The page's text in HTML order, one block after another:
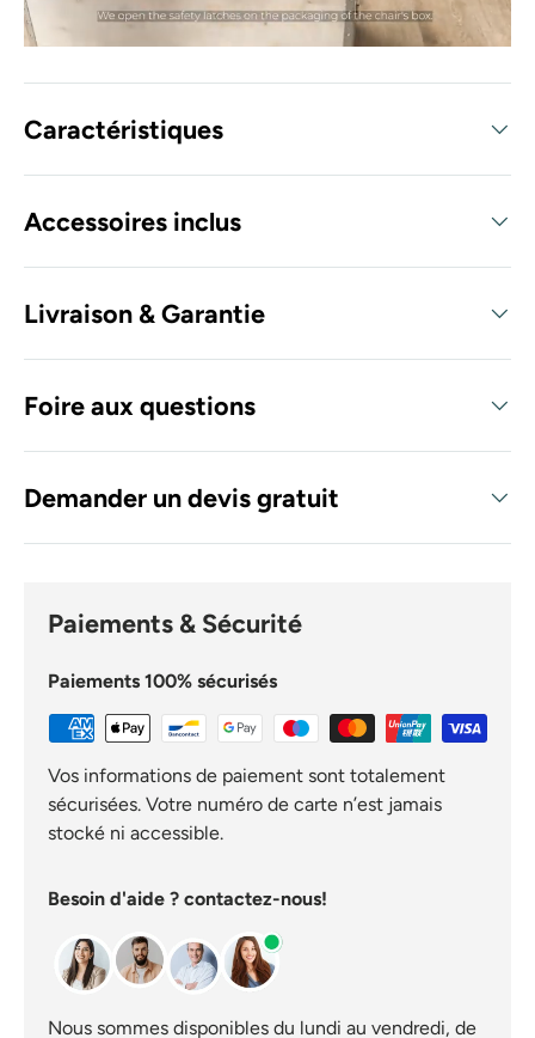
Caractéristiques
Accessoires inclus
Livraison & Garantie
Foire aux questions
Demander un devis gratuit
Paiements & Sécurité
Paiements 100% sécurisés
Vos informations de paiement sont totalement
sécurisées. Votre numéro de carte n’est jamais
stocké ni accessible.
Besoin d'aide ? contactez-nous!
Nous sommes disponibles du lundi au vendredi, de